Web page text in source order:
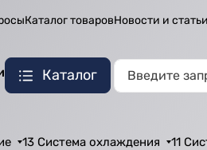
Каталог товаровНовости и статьи
Каталог
13 Система охлаждения 11